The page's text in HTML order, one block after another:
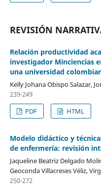
REVISIÓN
Relación productividad
investigador Minciencias
una universidad
Kelly Johana Obispo Salazar,
239-249
PDF
HTML
Modelo didáctico y
de enfermería: revisión
Jaqueline Beatriz Delgado
Geoconda Villacreses Véliz,
250-272